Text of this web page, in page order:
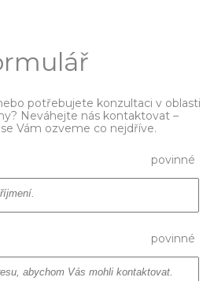
potřebujete konzultaci v oblasti
Neváhejte nás kontaktovat –
Vám ozveme co nejdříve.
povinné
povinné